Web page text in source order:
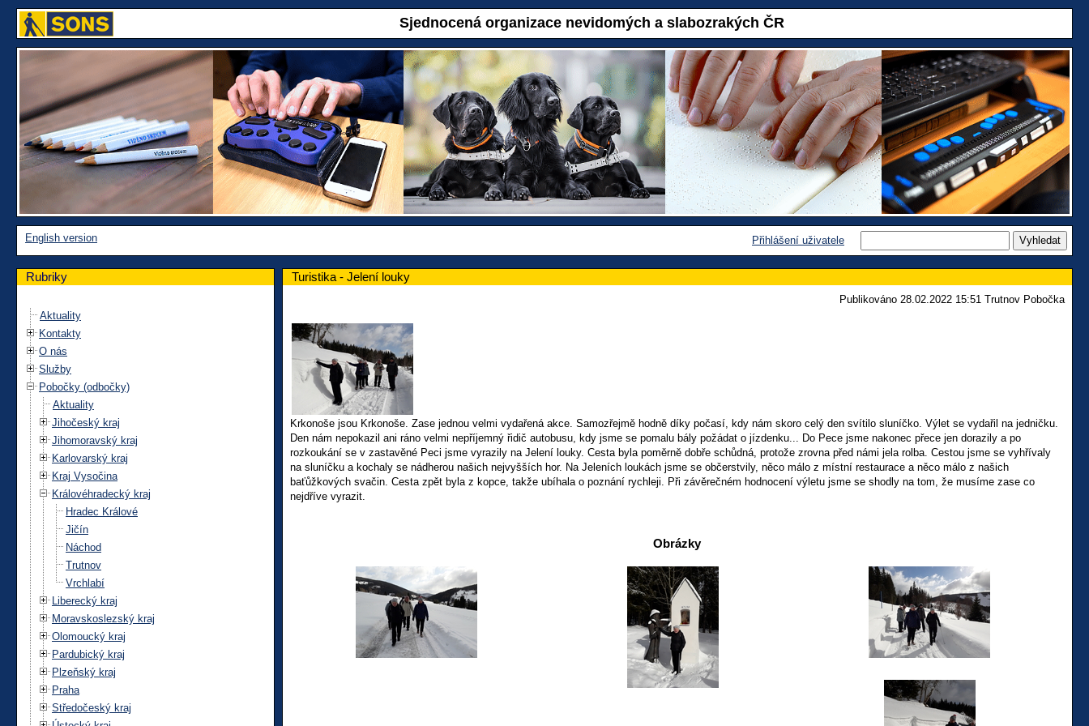
Sjednocená organizace nevidomých a slabozrakých ČR
English version Přihlášení uživatele
Rubriky
Aktuality
Kontakty
O nás
Služby
Pobočky (odbočky)
Aktuality
Jihočeský kraj
Jihomoravský kraj
Karlovarský kraj
Kraj Vysočina
Královéhradecký kraj
Hradec Králové
Jičín
Náchod
Trutnov
Vrchlabí
Liberecký kraj
Moravskoslezský kraj
Olomoucký kraj
Pardubický kraj
Plzeňský kraj
Praha
Středočeský kraj
Turistika - Jelení louky
Publikováno 28.02.2022 15:51 Trutnov Pobočka
Krkonoše jsou Krkonoše. Zase jednou velmi vydařená akce. Samozřejmě hodně díky počasí, kdy nám skoro celý den svítilo sluníčko. Výlet se vydařil na jedničku.
Den nám nepokazil ani ráno velmi nepříjemný řidič autobusu, kdy jsme se pomalu bály požádat o jízdenku... Do Pece jsme nakonec přece jen dorazily a po
rozkoukání se v zastavěné Peci jsme vyrazily na Jelení louky. Cesta byla poměrně dobře schůdná, protože zrovna před námi jela rolba. Cestou jsme se vyhřívaly
na sluníčku a kochaly se nádherou našich nejvyšších hor. Na Jeleních loukách jsme se občerstvily, něco málo z místní restaurace a něco málo z našich
baťůžkových svačin. Cesta zpět byla z kopce, takže ubíhala o poznání rychleji. Při závěrečném hodnocení výletu jsme se shodly na tom, že musíme zase co
nejdříve vyrazit.
Obrázky